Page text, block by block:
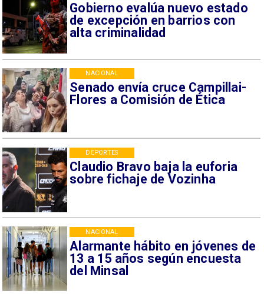
Gobierno evalúa nuevo estado
de excepción en barrios con
alta criminalidad
Senado envía cruce Campillai-
Flores a Comisión de Ética
NACIONAL
Claudio Bravo baja la euforia
sobre fichaje de Vozinha
DEPORTES
Alarmante hábito en jóvenes de
13 a 15 años según encuesta
del Minsal
NACIONAL